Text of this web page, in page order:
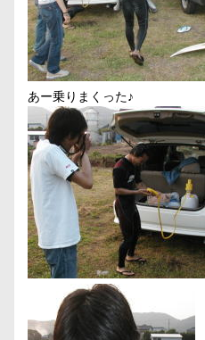
あー乗りまくった♪